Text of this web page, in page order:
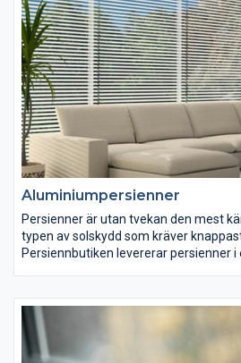
alltid måttanpassad produkt i form av
som du enkelt monterar upp. Alla
beställd höjd och behöver inte ödsla
höjden på tyglameller.
Aluminiumpersienner
Persienner är utan tvekan den mest
typen av solskydd som kräver
Persiennbutiken levererar persienner i
inte 50mm breda interiör-persienner
stora ytor med en enda persienn. Vi
på beställning i valfria storlekar.
med en vanlig vridpinne kan man även